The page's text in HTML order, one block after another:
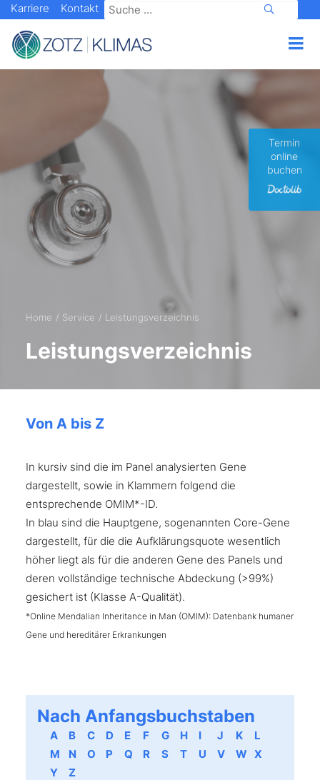
Termin
online
buchen
Karriere Kontakt
Home Service Leistungsverzeichnis
Leistungsverzeichnis
Von A bis Z
In kursiv sind die im Panel analysierten Gene
dargestellt, sowie in Klammern folgend die
entsprechende OMIM*-ID.
In blau sind die Hauptgene, sogenannten Core-Gene
dargestellt, für die die Aufklärungsquote wesentlich
höher liegt als für die anderen Gene des Panels und
deren vollständige technische Abdeckung (>99%)
gesichert ist (Klasse A-Qualität).
*Online Mendalian Inheritance in Man (OMIM): Datenbank humaner
Gene und hereditärer Erkrankungen
Nach Anfangsbuchstaben
A B C D E F G H I J K
L
M
N O P Q R S T U V W X
Y
Z